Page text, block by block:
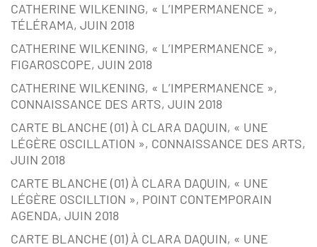
CATHERINE WILKENING, « L’IMPERMANENCE »,
TÉLÉRAMA, JUIN 2018
CATHERINE WILKENING, « L’IMPERMANENCE »,
FIGAROSCOPE, JUIN 2018
CATHERINE WILKENING, « L’IMPERMANENCE »,
CONNAISSANCE DES ARTS, JUIN 2018
CARTE BLANCHE (01) À CLARA DAQUIN, « UNE
LÉGÈRE OSCILLATION », CONNAISSANCE DES ARTS,
JUIN 2018
CARTE BLANCHE (01) À CLARA DAQUIN, « UNE
LÉGÈRE OSCILLTION », POINT CONTEMPORAIN
AGENDA, JUIN 2018
CARTE BLANCHE (01) À CLARA DAQUIN, « UNE